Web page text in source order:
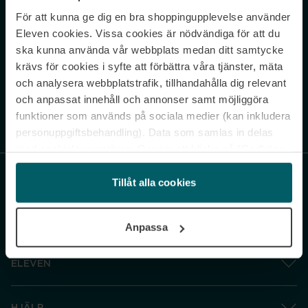
För att kunna ge dig en bra shoppingupplevelse använder
Eleven cookies. Vissa cookies är nödvändiga för att du
ska kunna använda vår webbplats medan ditt samtycke
krävs för cookies i syfte att förbättra våra tjänster, mäta
och analysera webbplatstrafik, tillhandahålla dig relevant
och anpassat innehåll och annonser samt möjliggöra
funktioner som används på sociala medier (kan inkludera
personuppgiftsbehandling). Data som samlas in delas
och gå vidare” accepterar du samtliga cookies medan du
under ”Inställningar” kan anpassa användningen av
cookies. Du kan återkalla ditt samtycke när som helst.
Tillåt alla cookies
Anpassa
Never miss a beat.
Sign up to our newsletter.
Genom att prenumerera accepterar du vår Integritetspolicy. Avprenumerera
ELEVEN